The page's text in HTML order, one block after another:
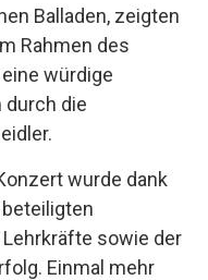
Balladen, zeigten
Rahmen des
würdige
durch die
wurde dank
sowie der
Einmal mehr